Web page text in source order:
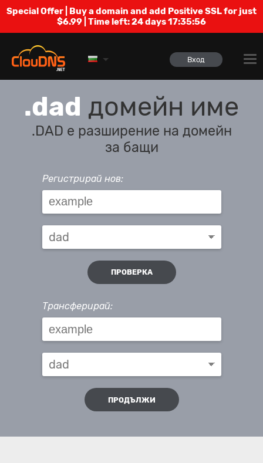
Special Offer | Buy a domain and add Positive SSL for just
$6.99 | Time left:24 days 17:35:55
Вход
.dad домейн име
.DAD е разширение на домейн
за бащи
Регистрирай нов:
ПРОВЕРКА
Трансферирай:
ПРОДЪЛЖИ